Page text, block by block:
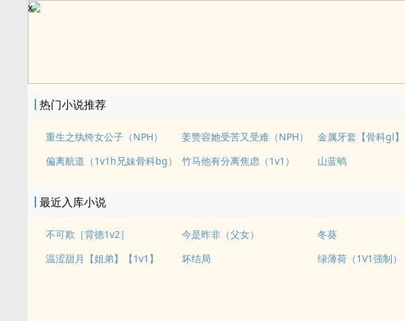
x
热门小说推荐
重生之纨绔女公子（NPH） 姜赞容她受苦又受难（NPH）
金属牙套【骨科gl】
偏离航道（1v1h兄妹骨科bg）
竹马他有分离焦虑（1v1） 山蓝鸲
最近入库小说
不可欺［背德1v2］ 今是昨非（父女）
冬葵
温涩甜月【姐弟】【1v1】
坏结局 绿薄荷（1V1强制）